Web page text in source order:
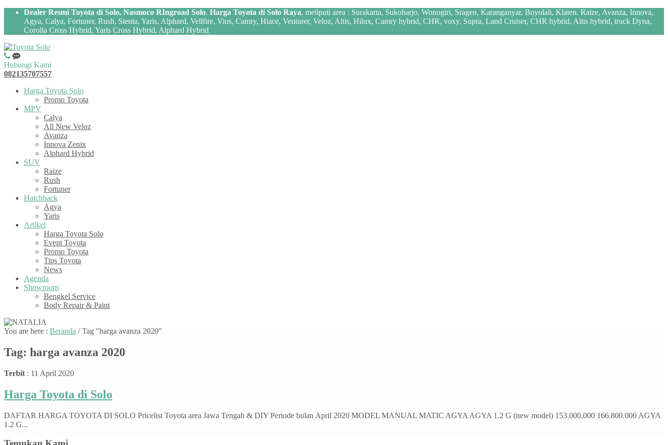
Dealer Resmi Toyota di Solo, Nasmoco RIngroad Solo. Harga Toyota di Solo Raya, meliputi area : Surakarta, Sukoharjo, Wonogiri, Sragen, Karanganyar, Boyolali, Klaten. Raize, Avanza, Innova,
Agya, Calya, Fortuner, Rush, Sienta, Yaris, Alphard, Vellfire, Vios, Camry, Hiace, Venturer, Veloz, Altis, Hilux, Camry hybrid, CHR, voxy, Supra, Land Cruiser, CHR hybrid, Altis hybrid, truck Dyna,
Corolla Cross Hybrid, Yaris Cross Hybrid, Alphard Hybrid
Hubungi Kami
082135707557
Harga Toyota Solo
Promo Toyota
MPV
Calya
All New Veloz
Avanza
Innova Zenix
Alphard Hybrid
SUV
Raize
Rush
Fortuner
Hatchback
Agya
Yaris
Artikel
Harga Toyota Solo
Event Toyota
Promo Toyota
Tips Toyota
News
Agenda
Showroom
Bengkel Service
Body Repair & Paint
You are here : Beranda /Tag "harga avanza 2020"
Tag: harga avanza 2020
Terbit : 11 April 2020
Harga Toyota di Solo
DAFTAR HARGA TOYOTA DI SOLO Pricelist Toyota area Jawa Tengah & DIY Periode bulan April 2020 MODEL MANUAL MATIC AGYA AGYA 1.2 G (new model) 153.000.000 166.800.000 AGYA
1.2 G...